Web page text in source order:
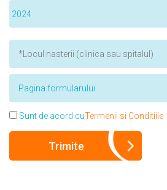
Sunt de acord cuTermenii si Conditiile